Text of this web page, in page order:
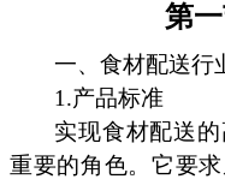
第
一、食材配送行
1.产品标准
实现食材配送
重要的角色。它要